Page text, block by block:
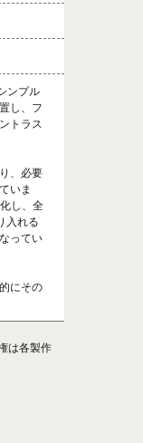
ンプル
し、フ
トラス
、必要
いま
し、全
入れる
ってい
にその
は各製作